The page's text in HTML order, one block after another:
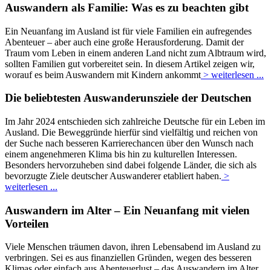
Auswandern als Familie: Was es zu beachten gibt
Ein Neuanfang im Ausland ist für viele Familien ein aufregendes
Abenteuer – aber auch eine große Herausforderung. Damit der
Traum vom Leben in einem anderen Land nicht zum Albtraum wird,
sollten Familien gut vorbereitet sein. In diesem Artikel zeigen wir,
worauf es beim Auswandern mit Kindern ankommt > weiterlesen ...
Die beliebtesten Auswanderunsziele der Deutschen
Im Jahr 2024 entschieden sich zahlreiche Deutsche für ein Leben im
Ausland. Die Beweggründe hierfür sind vielfältig und reichen von
der Suche nach besseren Karrierechancen über den Wunsch nach
einem angenehmeren Klima bis hin zu kulturellen Interessen.
Besonders hervorzuheben sind dabei folgende Länder, die sich als
bevorzugte Ziele deutscher Auswanderer etabliert haben. >
weiterlesen ...
Auswandern im Alter – Ein Neuanfang mit vielen
Vorteilen
Viele Menschen träumen davon, ihren Lebensabend im Ausland zu
verbringen. Sei es aus finanziellen Gründen, wegen des besseren